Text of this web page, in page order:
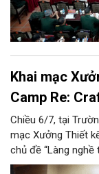
Khai mạc
Camp Re:
Chiều 6/7, tại
mạc Xưởng Thiết
chủ đề “Làng
được tổ chức tại